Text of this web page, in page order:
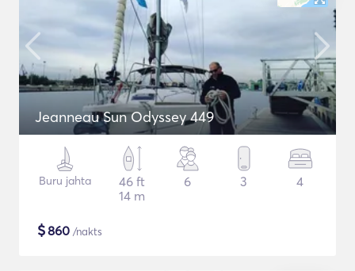
Jeanneau Sun Odyssey 449
Buru jahta
46 ft
14 m
6 3 4
$860 /nakts